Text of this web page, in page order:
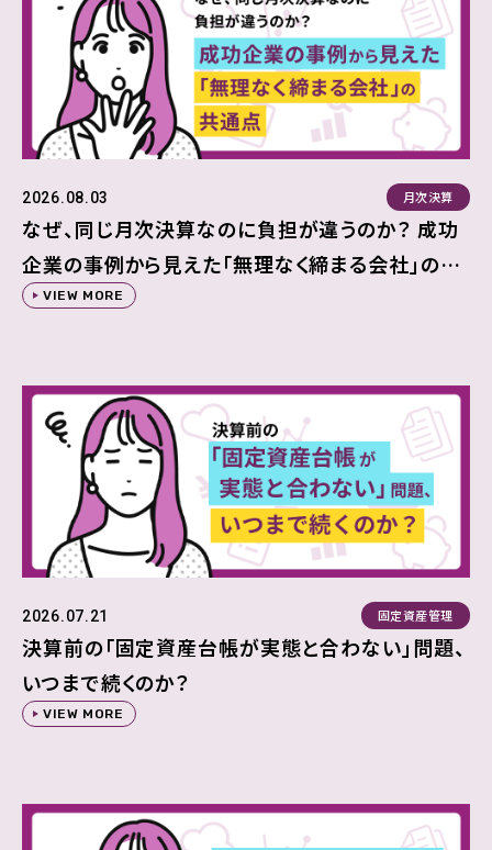
2026.08.03 月次決算
なぜ、同じ月次決算なのに負担が違うのか？ 成功
企業の事例から見えた「無理なく締まる会社」の共
通点VIEW MORE
2026.07.21 固定資産管理
決算前の「固定資産台帳が実態と合わない」問題、
いつまで続くのか？
VIEW MORE